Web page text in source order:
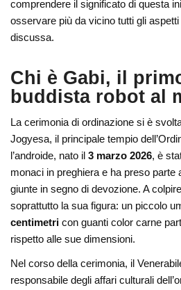
comprendere il significato di questa
osservare più da vicino tutti gli
discussa.
Chi è Gabi, il
buddista robot al
La cerimonia di ordinazione si è
Jogyesa, il principale tempio dell’
l’androide, nato il3 marzo 2026, è
monaci in preghiera e ha preso parte
giunte in segno di devozione. A
soprattutto la sua figura: un piccolo
centimetri con guanti color carne
rispetto alle sue dimensioni.
Nel corso della cerimonia, il
responsabile degli affari culturali